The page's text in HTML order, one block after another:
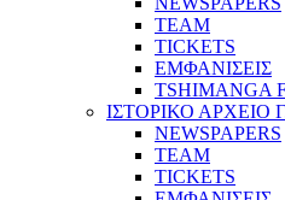
TEAM
TICKETS
ΕΜΦΑΝΙΣΕΙΣ
TSHIMANGA
ΙΣΤΟΡΙΚΟ ΑΡΧΕΙΟ
NEWSPAPERS
TEAM
TICKETS